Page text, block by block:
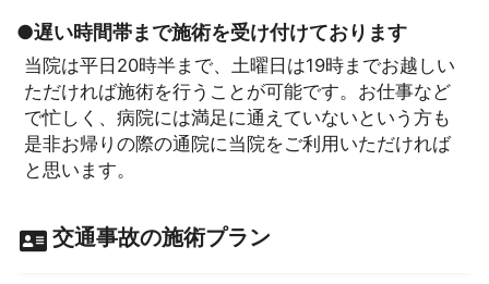
●遅い時間帯まで施術を受け付けております
当院は平日20時半まで、土曜日は19時までお越しい
ただければ施術を行うことが可能です。お仕事など
で忙しく、病院には満足に通えていないという方も
是非お帰りの際の通院に当院をご利用いただければ
と思います。
交通事故の施術プラン